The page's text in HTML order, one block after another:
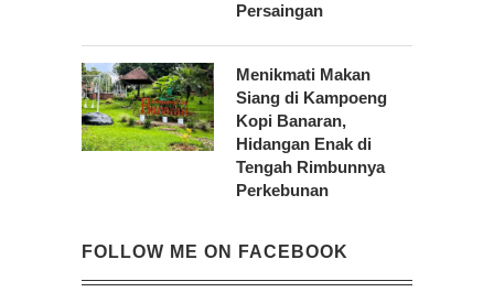
Persaingan
Menikmati Makan
Siang di Kampoeng
Kopi Banaran,
Hidangan Enak di
Tengah Rimbunnya
Perkebunan
FOLLOW ME ON FACEBOOK